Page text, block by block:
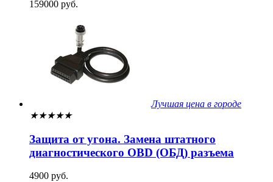
159000 руб.
Лучшая цена в городе
★★★★★
Защита от угона. Замена штатного
диагностического OBD (ОБД) разъема
4900 руб.